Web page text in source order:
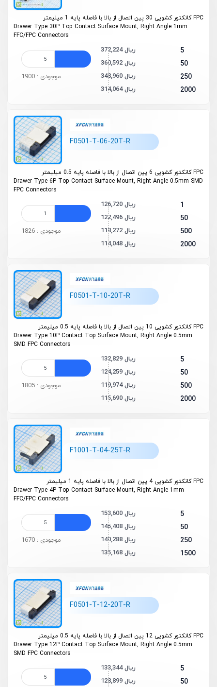
FPC کانکتور کشویی 30 پین اتصال از بالا با فاصله پایه 1 میلیمتر
Drawer Type 30P Top Contact Surface Mount, Right Angle 1mm
FFC/FPC Connectors
5 372,224 ریال
50 360,592 ریال
250 348,960 ریال
2000 314,064 ریال
موجودی : 1900
F0501-T-06-20T-R
FPC کانکتور کشویی 6 پین اتصال از بالا با فاصله پایه 0.5 میلیمتر
Drawer Type 6P Top Contact Surface Mount, Right Angle 0.5mm SMD
FPC Connectors
1 126,720 ریال
50 122,496 ریال
500 118,272 ریال
2000 114,048 ریال
موجودی : 1826
F0501-T-10-20T-R
FPC کانکتور کشویی 10 پین اتصال از بالا با فاصله پایه 0.5 میلیمتر
Drawer Type 10P Contact Top Surface Mount, Right Angle 0.5mm
SMD FPC Connectors
5 132,829 ریال
50 124,259 ریال
500 119,974 ریال
2000 115,690 ریال
موجودی : 1805
F1001-T-04-25T-R
FPC کانکتور کشویی 4 پین اتصال از بالا با فاصله پایه 1 میلیمتر
Drawer Type 4P Top Contact Surface Mount, Right Angle 1mm
FFC/FPC Connectors
5 153,600 ریال
50 145,408 ریال
250 140,288 ریال
1500 135,168 ریال
موجودی : 1670
F0501-T-12-20T-R
FPC کانکتور کشویی 12 پین اتصال از بالا با فاصله پایه 0.5 میلیمتر
Drawer Type 12P Contact Top Surface Mount, Right Angle 0.5mm
SMD FPC Connectors
5 133,344 ریال
50 128,899 ریال